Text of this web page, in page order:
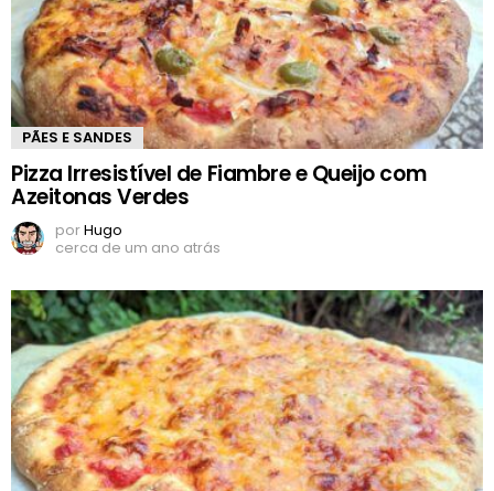
PÃES E SANDES
Pizza Irresistível de Fiambre e Queijo com
Azeitonas Verdes
porHugo
cerca de um ano atrás